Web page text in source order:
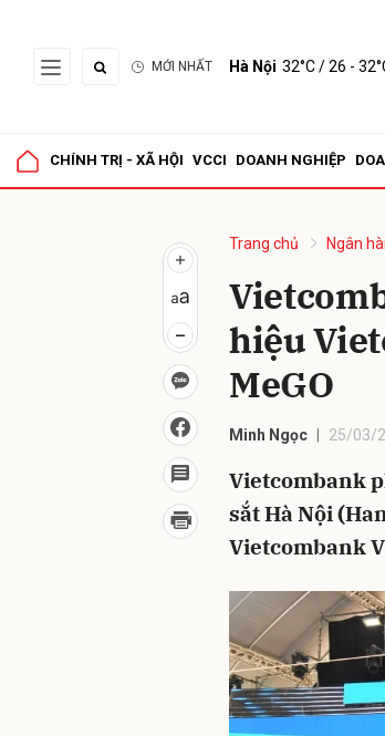
MỚI NHẤT Hà Nội 32°C/ 26 -
CHÍNH TRỊ - XÃ HỘI VCCI DOANH NGHIỆP
Trang chủ Ngân
hiệu
MeGO
Minh Ngọc 25/03/
Vietcombank
sắt Hà Nội
Vietcombank